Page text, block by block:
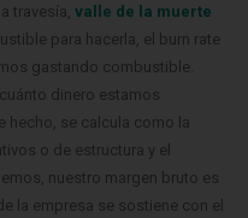
travesía, valle de la muerte
para hacerla, el burn rate
gastando combustible.
dinero estamos
hecho, se calcula como la
o de estructura y el
nuestro margen bruto es
la empresa se sostiene con el